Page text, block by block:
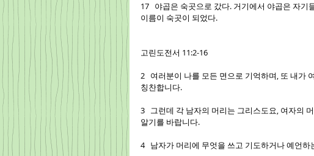
17   야곱은 숙곳으로 갔다. 거기에서 야곱은 자
이름이 숙곳이 되었다.
고린도전서 11:2-16
2   여러분이 나를 모든 면으로 기억하며, 또 내
칭찬합니다.
3   그런데 각 남자의 머리는 그리스도요, 여자
알기를 바랍니다.
4   남자가 머리에 무엇을 쓰고 기도하거나 예언